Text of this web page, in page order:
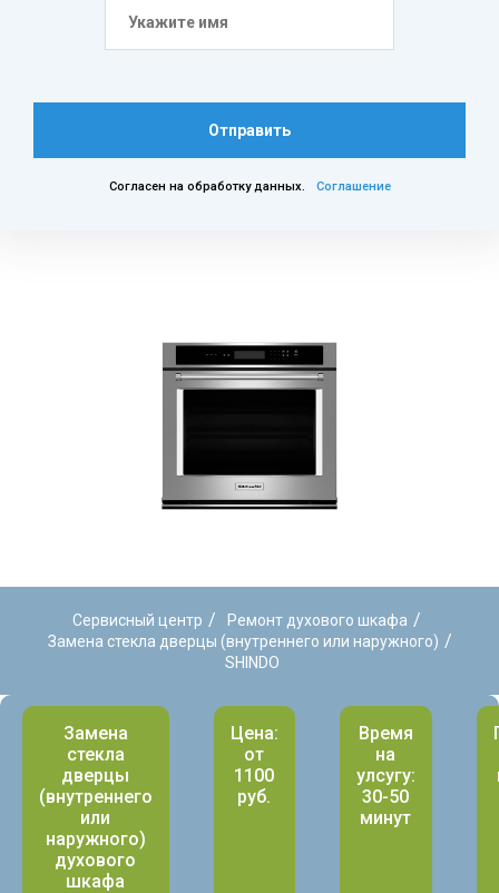
Отправить
Согласен на обработку данных. Соглашение
Сервисный центр / Ремонт духового шкафа /
Замена стекла дверцы (внутреннего или наружного) /
SHINDO
Замена
стекла
дверцы
(внутреннего
или
наружного)
духового
шкафа
Цена:
от
1100
руб.
Время
на
улсугу:
30-50
минут